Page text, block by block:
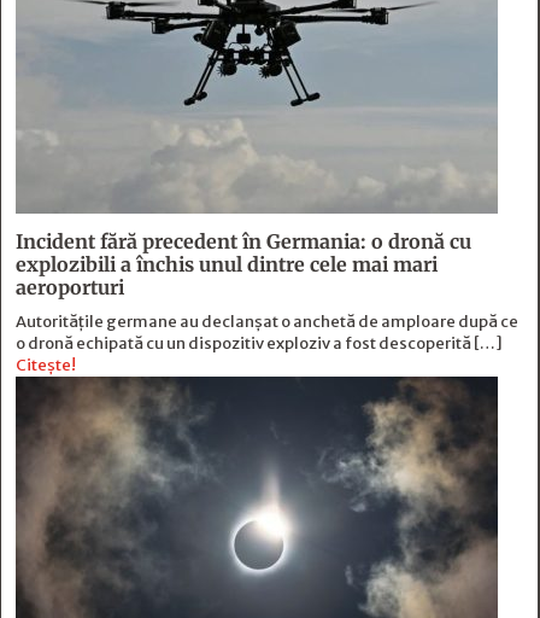
Incident fără precedent în Germania: o dronă cu
explozibili a închis unul dintre cele mai mari
aeroporturi
Autoritățile germane au declanșat o anchetă de amploare după ce
o dronă echipată cu un dispozitiv exploziv a fost descoperită […]
Citește!